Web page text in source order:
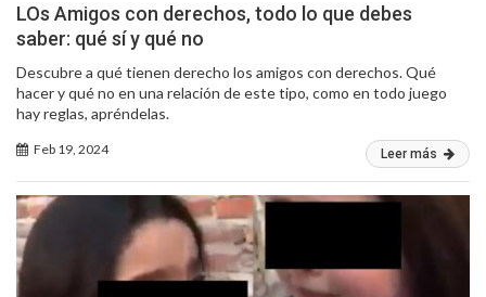
LOs Amigos con derechos, todo lo que debes
saber: qué sí y qué no
Descubre a qué tienen derecho los amigos con derechos. Qué
hacer y qué no en una relación de este tipo, como en todo juego
hay reglas, apréndelas.
Feb 19, 2024 Leer más